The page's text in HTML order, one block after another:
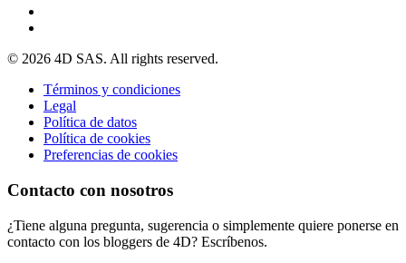
© 2026 4D SAS. All rights reserved.
Términos y condiciones
Legal
Política de datos
Política de cookies
Preferencias de cookies
Contacto con nosotros
¿Tiene alguna pregunta, sugerencia o simplemente quiere ponerse en
contacto con los bloggers de 4D? Escríbenos.